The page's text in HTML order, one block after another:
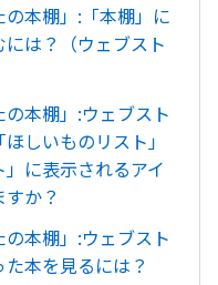
本棚」:「本棚」に
は？（ウェブスト
本棚」:ウェブスト
しいものリスト」
に表示されるアイ
か？
本棚」:ウェブスト
本を見るには？